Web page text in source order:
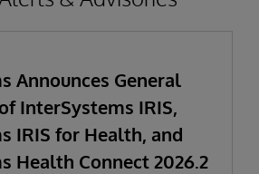
Announces General
InterSystems IRIS,
IRIS for Health, and
Health Connect 2026.2